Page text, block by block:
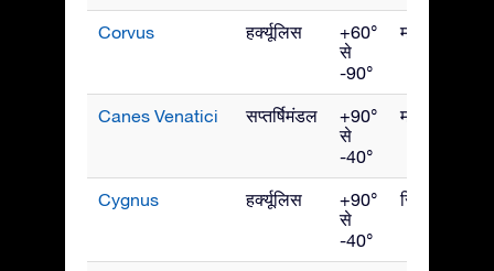
Corvus हर्क्यूलिस
+60°
से
-90°
मई
Canes Venatici सप्तर्षिमंडल
+90°
से
-40°
मई
Cygnus हर्क्यूलिस
+90°
से
-40°
सितंबर